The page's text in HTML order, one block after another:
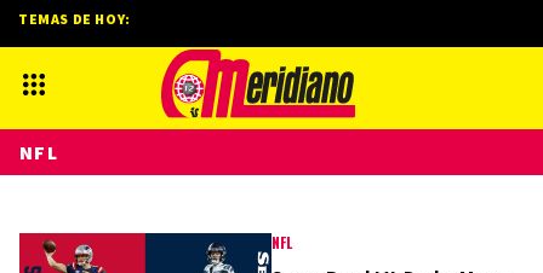
NFL
TEMAS DE HOY:
NFL